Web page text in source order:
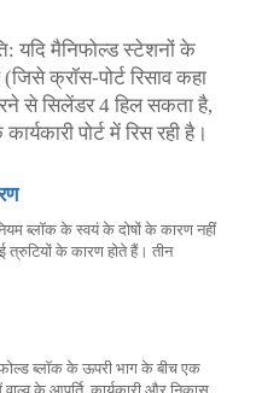
यदि मैनिफोल्ड स्टेशनों के
क्रॉस-पोर्ट रिसाव कहा
से सिलेंडर 4 हिल सकता है,
पोर्ट में रिस रही है।
ब्लॉक के स्वयं के दोषों के कारण नहीं
त्रुटियों के कारण होते हैं। तीन
ब्लॉक के ऊपरी भाग के बीच एक